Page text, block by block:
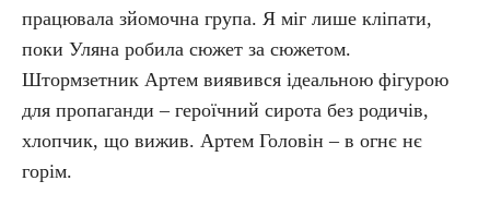
працювала зйомочна група. Я міг лише кліпати,
поки Уляна робила сюжет за сюжетом.
Штормзетник Артем виявився ідеальною фігурою
для пропаганди – героїчний сирота без родичів,
хлопчик, що вижив. Артем Головін – в огнє нє
горім.